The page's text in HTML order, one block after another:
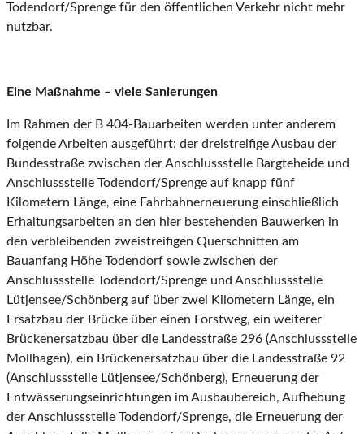
Todendorf/Sprenge für den öffentlichen Verkehr nicht mehr
nutzbar.
Eine Maßnahme – viele Sanierungen
Im Rahmen der B 404-Bauarbeiten werden unter anderem
folgende Arbeiten ausgeführt: der dreistreifige Ausbau der
Bundesstraße zwischen der Anschlussstelle Bargteheide und
Anschlussstelle Todendorf/Sprenge auf knapp fünf
Kilometern Länge, eine Fahrbahnerneuerung einschließlich
Erhaltungsarbeiten an den hier bestehenden Bauwerken in
den verbleibenden zweistreifigen Querschnitten am
Bauanfang Höhe Todendorf sowie zwischen der
Anschlussstelle Todendorf/Sprenge und Anschlussstelle
Lütjensee/Schönberg auf über zwei Kilometern Länge, ein
Ersatzbau der Brücke über einen Forstweg, ein weiterer
Brückenersatzbau über die Landesstraße 296 (Anschlussstelle
Mollhagen), ein Brückenersatzbau über die Landesstraße 92
(Anschlussstelle Lütjensee/Schönberg), Erneuerung der
Entwässerungseinrichtungen im Ausbaubereich, Aufhebung
der Anschlussstelle Todendorf/Sprenge, die Erneuerung der